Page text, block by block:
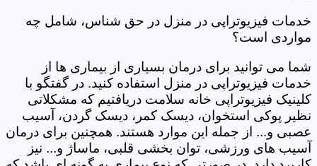
خدمات فیزیوتراپی در منزل در حق شناس، شامل چه
مواردی است؟
شما می توانید برای درمان بسیاری از بیماری ها از
خدمات فیزیوتراپی در منزل استفاده کنید. در گفتگو با
کلینیک فیزیوتراپی خانه سلامت دریافتیم که مشکلاتی
نظیر پوکی استخوان، دیسک کمر، دیسک گردن، آسیب
عصبی و... از جمله این موارد هستند. همچنین برای درمان
آسیب های ورزشی، توان بخشی قلبی، ماساژ و... نیز